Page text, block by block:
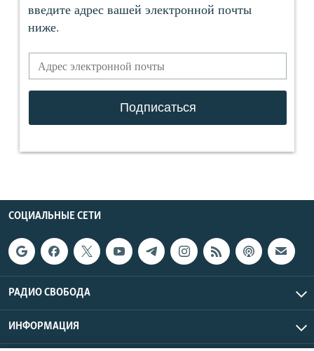
СОЦИАЛЬНЫЕ СЕТИ
РАДИО СВОБОДА
ИНФОРМАЦИЯ